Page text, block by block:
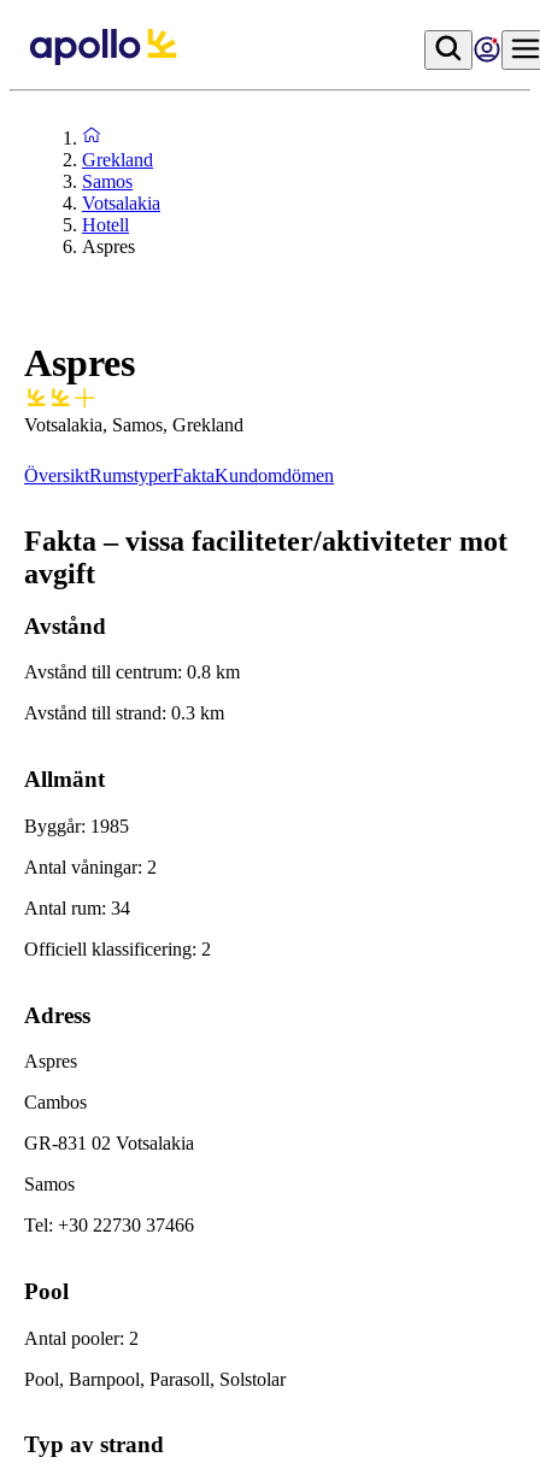
Grekland
Samos
Votsalakia
Hotell
Aspres
Aspres
Votsalakia, Samos, Grekland
ÖversiktRumstyperFaktaKundomdömen
Fakta – vissa faciliteter/aktiviteter mot
avgift
Avstånd
Avstånd till centrum: 0.8 km
Avstånd till strand: 0.3 km
Allmänt
Byggår: 1985
Antal våningar: 2
Antal rum: 34
Officiell klassificering: 2
Adress
Aspres
Cambos
GR-831 02 Votsalakia
Samos
Tel: +30 22730 37466
Pool
Antal pooler: 2
Pool, Barnpool, Parasoll, Solstolar
Typ av strand